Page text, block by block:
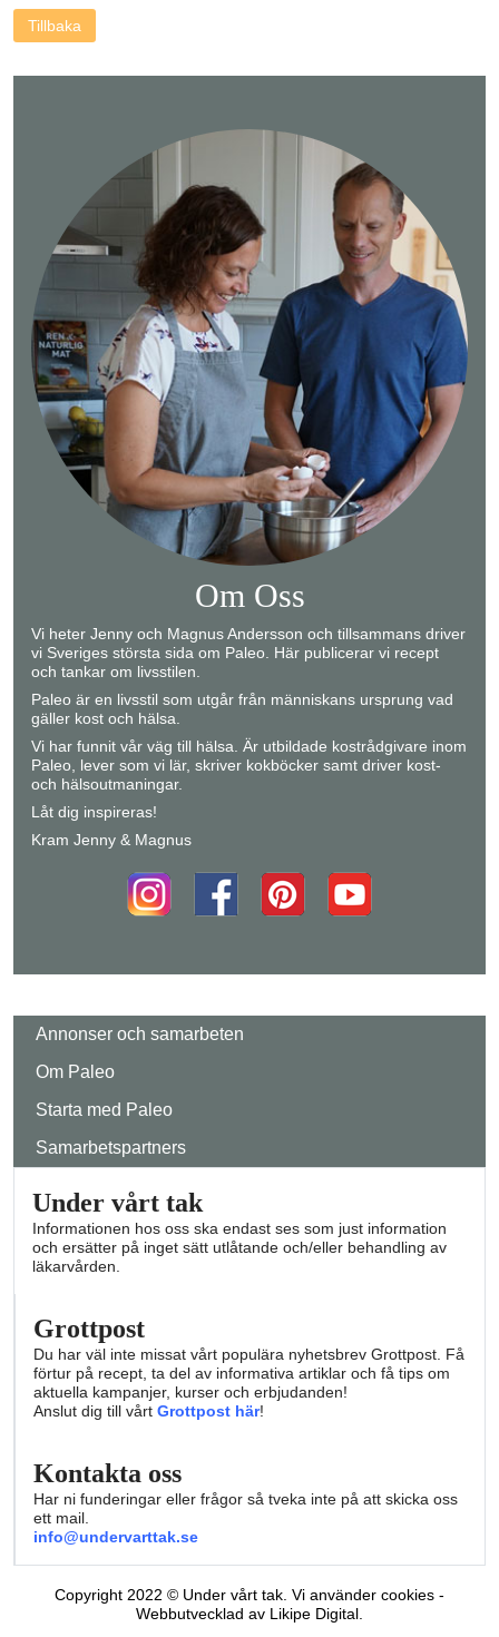
Tillbaka
Om Oss
Vi heter Jenny och Magnus Andersson och tillsammans driver
vi Sveriges största sida om Paleo. Här publicerar vi recept
och tankar om livsstilen.
Paleo är en livsstil som utgår från människans ursprung vad
gäller kost och hälsa.
Vi har funnit vår väg till hälsa. Är utbildade kostrådgivare inom
Paleo, lever som vi lär, skriver kokböcker samt driver kost-
och hälsoutmaningar.
Låt dig inspireras!
Kram Jenny & Magnus
Annonser och samarbeten
Om Paleo
Starta med Paleo
Samarbetspartners
Under vårt tak
Informationen hos oss ska endast ses som just information
och ersätter på inget sätt utlåtande och/eller behandling av
läkarvården.
Grottpost
Du har väl inte missat vårt populära nyhetsbrev Grottpost. Få
förtur på recept, ta del av informativa artiklar och få tips om
aktuella kampanjer, kurser och erbjudanden!
Anslut dig till vårt Grottpost här!
Kontakta oss
Har ni funderingar eller frågor så tveka inte på att skicka oss
ett mail.
info@undervarttak.se
Copyright 2022 © Under vårt tak. Vi använder cookies -
Webbutvecklad av Likipe Digital.